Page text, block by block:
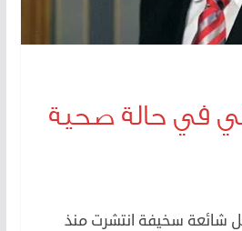
حالة صحية
سخيفة انتشرت منذ